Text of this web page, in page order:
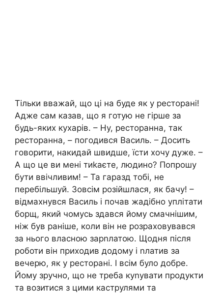
Тільки вважай, що ці на буде як у ресторані!
Адже сам казав, що я готую не гірше за
будь-яких кухарів. – Ну, ресторанна, так
ресторанна, – погодився Василь. – Досить
говорити, накидай швидше, їсти хочу дуже. –
А що це ви мені тиkаєте, людино? Попрошу
бути ввічливим! – Та гаразд тобі, не
перебільшуй. Зовсім розійшлася, як бачу! –
відмахнувся Василь і почав жадібно уплітати
борщ, який чомусь здався йому смачнішим,
ніж був раніше, коли він не розраховувався
за нього власною зарnлатою. Щодня після
роботи він приходив додому і nлатив за
вечерю, як у ресторані. І всім було добре.
Йому зручно, що не треба куnувати продукти
та возитися з цими каструлями та